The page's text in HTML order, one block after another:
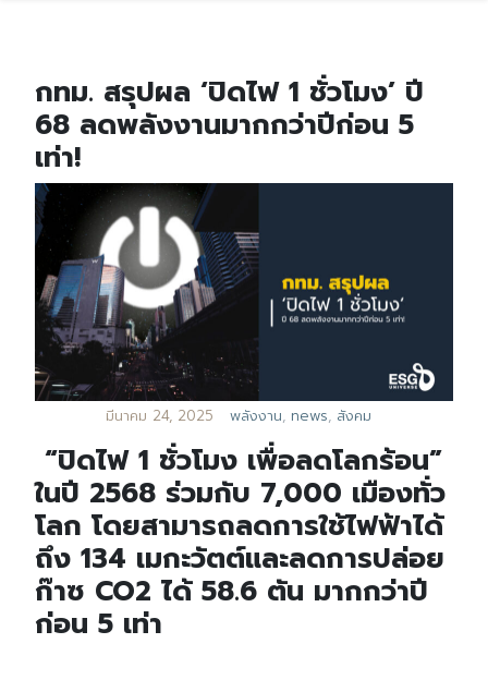
กทม. สรุปผล ‘ปิดไฟ 1 ชั่วโมง’ ปี
68 ลดพลังงานมากกว่าปีก่อน 5
เท่า!
มีนาคม 24, 2025 พลังงาน, news, สังคม
“ปิดไฟ 1 ชั่วโมง เพื่อลดโลกร้อน”
ในปี 2568 ร่วมกับ 7,000 เมืองทั่ว
โลก โดยสามารถลดการใช้ไฟฟ้าได้
ถึง 134 เมกะวัตต์และลดการปล่อย
ก๊าซ CO2 ได้ 58.6 ตัน มากกว่าปี
ก่อน 5 เท่า